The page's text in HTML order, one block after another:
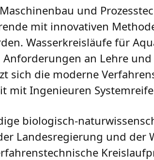
und
mit innovativen
Wasserkreisläufe für
an Lehre
sich die moderne
mit Ingenieuren
biologisch-
Landesregierung und der